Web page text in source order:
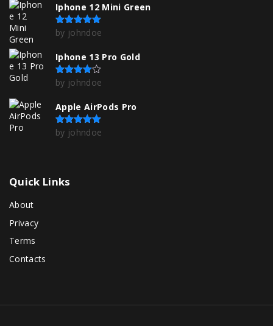
Iphone 12 Mini Green
Rated5out of 5
by johndoe
Iphone 13 Pro Gold
Rated4out of 5
by johndoe
Apple AirPods Pro
Rated5out of 5
by johndoe
Quick Links
About
Privacy
Terms
Contacts